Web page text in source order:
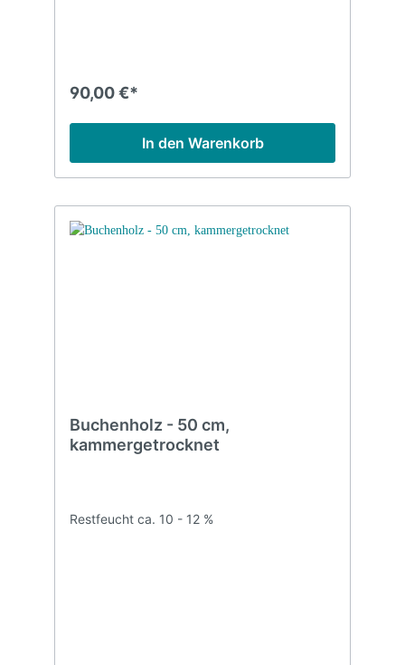
90,00 €*
In den Warenkorb
Buchenholz - 50 cm,
kammergetrocknet
Restfeucht ca. 10 - 12 %